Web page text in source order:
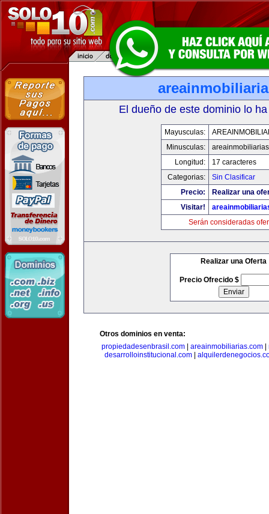
El dueño de este dominio lo
Mayusculas:
Minusculas:
Longitud:
17 caracteres
Categorias:
Sin Clasificar
Precio:
Realizar una
Visitar!
Serán consideradas
Realizar una Oferta
Precio Ofrecido $
Otros dominios en venta:
propiedadesenbrasil.com| areainmobiliarias.com|
desarrolloinstitucional.com